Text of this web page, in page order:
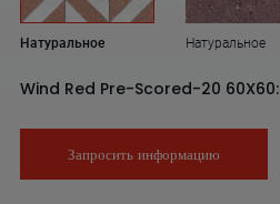
Натуральное Натуральное
Wind Red Pre-Scored-20 60X60:
Запросить информацию